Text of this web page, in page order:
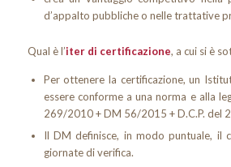
d’appalto pubbliche o nelle trattative
Qual è l’iter di certificazione, a cui si è
Per ottenere la certificazione, un
essere conforme a una norma e alla
269/2010 + DM 56/2015 + D.C.P. del
Il DM definisce, in modo puntuale, il
giornate di verifica.